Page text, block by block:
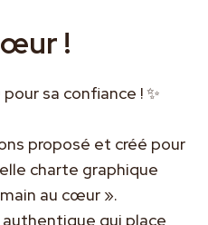
!
sa confiance ! ✨
proposé et créé pour
charte graphique
au cœur ».
qui place